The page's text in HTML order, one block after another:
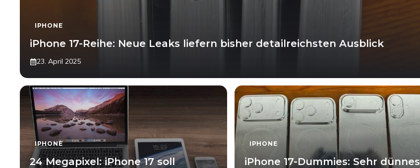
IPHONE
iPhone 17-Reihe: Neue Leaks liefern bisher detailreichsten Ausblick
23. April 2025
IPHONE
24 Megapixel: iPhone 17 soll
IPHONE
iPhone 17-Dummies: Sehr dünnes